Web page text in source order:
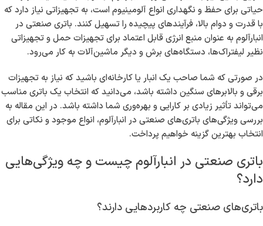
حیاتی برای حفظ و نگهداری انواع آلومینیوم است، به تجهیزاتی نیاز دارد که
با قدرت و دوام بالا، فرآیندهای پیچیده را تسهیل کنند. باتری صنعتی در
انبارآلوم به عنوان منبع انرژی قابل اعتماد برای تجهیزات حمل و تجهیزاتی
نظیر لیفتراک‌ها، دستگاه‌های برش و دیگر ماشین‌آلات به کار می‌رود.
در صورتی که شما صاحب یک انبار یا کارخانه‌ای باشید که نیاز به تجهیزات
برقی و بالابرهای سنگین داشته باشد، می‌دانید که انتخاب یک باتری مناسب
می‌تواند تأثیر زیادی بر کارایی و بهره‌وری شما داشته باشد. در این مقاله به
بررسی ویژگی‌های باتری‌های صنعتی در انبارآلوم، انواع موجود و نکاتی برای
انتخاب بهترین گزینه خواهیم پرداخت.
باتری صنعتی در انبارآلوم چیست و چه ویژگی‌هایی
دارد؟
باتری‌های صنعتی چه کاربردهایی دارند؟